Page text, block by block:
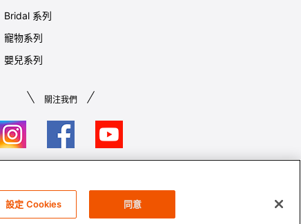
Bridal 系列
寵物系列
嬰兒系列
關注我們
設定 Cookies 同意